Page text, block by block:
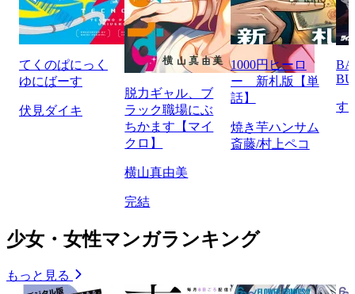
てくのぱにっく
ゆにばーす
伏見ダイキ
脱力ギャル、ブ
ラック職場にぶ
ちかます【マイ
クロ】
横山真由美
完結
1000円ヒーロ
ー 新札版【単
話】
焼き芋ハンサム
斎藤/村上ペコ
す
少女・女性マンガランキング
もっと見る